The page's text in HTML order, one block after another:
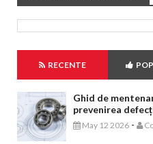
RECENTE
Ghid de
prevenirea
May 12 2026 -